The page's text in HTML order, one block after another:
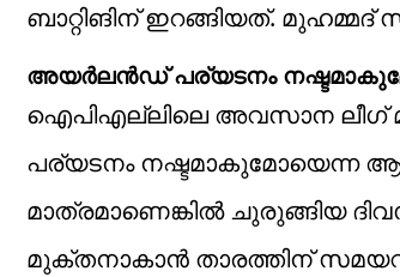
ബാറ്റിങിന് ഇറങ്ങിയത്.
അയര്‍ലന്‍ഡ് പര്യടനം
ഐപിഎല്ലിലെ അവസാന ലീഗ്
പര്യടനം നഷ്ടമാകുമോയെന്ന
മാത്രമാണെങ്കില്‍ ചുരുങ്ങിയ
മുക്തനാകാന്‍ താരത്തിന്